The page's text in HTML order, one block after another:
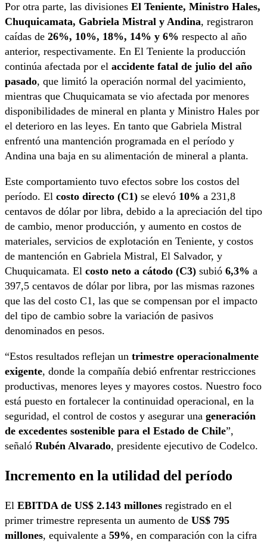
Por otra parte, las divisiones El Teniente, Ministro Hales,
Chuquicamata, Gabriela Mistral y Andina, registraron
caídas de 26%, 10%, 18%, 14% y 6% respecto al año
anterior, respectivamente. En El Teniente la producción
continúa afectada por el accidente fatal de julio del año
pasado, que limitó la operación normal del yacimiento,
mientras que Chuquicamata se vio afectada por menores
disponibilidades de mineral en planta y Ministro Hales por
el deterioro en las leyes. En tanto que Gabriela Mistral
enfrentó una mantención programada en el período y
Andina una baja en su alimentación de mineral a planta.
Este comportamiento tuvo efectos sobre los costos del
período. El costo directo (C1) se elevó 10% a 231,8
centavos de dólar por libra, debido a la apreciación del tipo
de cambio, menor producción, y aumento en costos de
materiales, servicios de explotación en Teniente, y costos
de mantención en Gabriela Mistral, El Salvador, y
Chuquicamata. El costo neto a cátodo (C3) subió 6,3% a
397,5 centavos de dólar por libra, por las mismas razones
que las del costo C1, las que se compensan por el impacto
del tipo de cambio sobre la variación de pasivos
denominados en pesos.
“Estos resultados reflejan un trimestre operacionalmente
exigente, donde la compañía debió enfrentar restricciones
productivas, menores leyes y mayores costos. Nuestro foco
está puesto en fortalecer la continuidad operacional, en la
seguridad, el control de costos y asegurar una generación
de excedentes sostenible para el Estado de Chile”,
señaló Rubén Alvarado, presidente ejecutivo de Codelco.
Incremento en la utilidad del período
El EBITDA de US$ 2.143 millones registrado en el
primer trimestre representa un aumento de US$ 795
millones, equivalente a 59%, en comparación con la cifra